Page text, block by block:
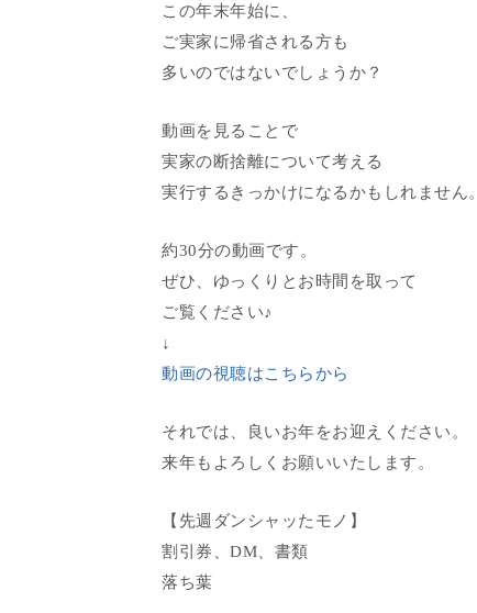
この年末年始に、
ご実家に帰省される方も
多いのではないでしょうか？
動画を見ることで
実家の断捨離について考える
実行するきっかけになるかもしれません。
約30分の動画です。
ぜひ、ゆっくりとお時間を取って
ご覧ください♪
↓
動画の視聴はこちらから
それでは、良いお年をお迎えください。
来年もよろしくお願いいたします。
【先週ダンシャッたモノ】
割引券、DM、書類
落ち葉